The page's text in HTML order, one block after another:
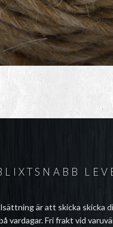
är att skicka skicka
vardagar. Fri frakt vid